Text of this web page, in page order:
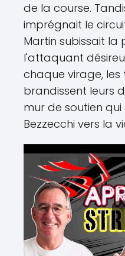
de la course.
imprégnait le
Martin subissait la
l'attaquant
chaque virage, les
brandissent leurs
mur de soutien
Bezzecchi vers la